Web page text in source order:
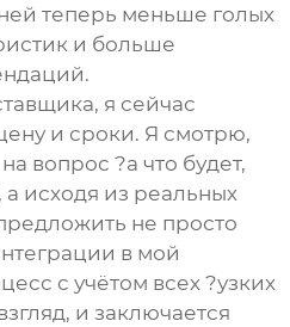
теперь меньше голых
и больше
я сейчас
и сроки. Я смотрю,
вопрос ?а что будет,
а исходя из реальных
не просто
в мой
с учётом всех ?узких
и заключается